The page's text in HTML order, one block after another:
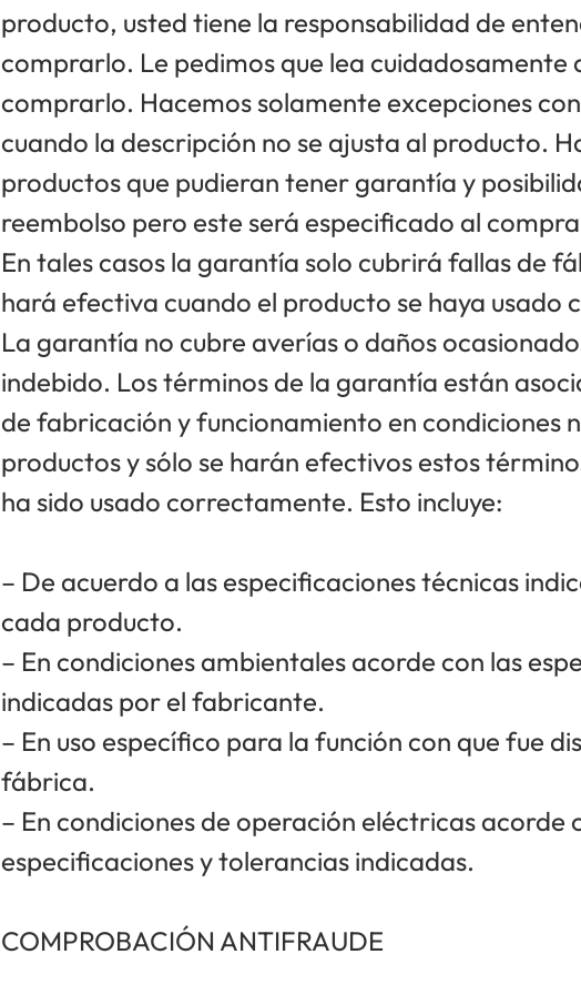
producto, usted tiene la responsabilidad de
comprarlo. Le pedimos que lea cuidadosamente
comprarlo. Hacemos solamente excepciones
cuando la descripción no se ajusta al producto.
productos que pudieran tener garantía y
reembolso pero este será especificado al
En tales casos la garantía solo cubrirá fallas de
hará efectiva cuando el producto se haya usado
La garantía no cubre averías o daños
indebido. Los términos de la garantía están
de fabricación y funcionamiento en condiciones
productos y sólo se harán efectivos estos
ha sido usado correctamente. Esto incluye:
– De acuerdo a las especificaciones técnicas
cada producto.
– En condiciones ambientales acorde con las
indicadas por el fabricante.
– En uso específico para la función con que fue
fábrica.
– En condiciones de operación eléctricas acorde
especificaciones y tolerancias indicadas.
COMPROBACIÓN ANTIFRAUDE